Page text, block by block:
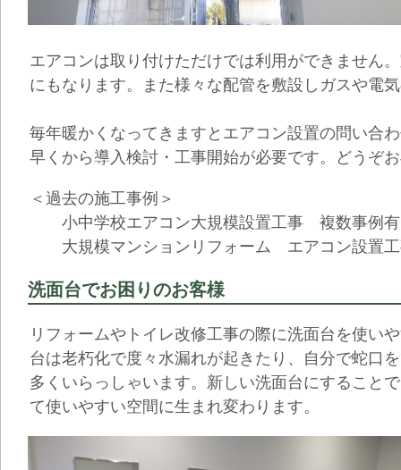
エアコンは取り付けただけでは利用ができません
にもなります。また様々な配管を敷設しガスや電
毎年暖かくなってきますとエアコン設置の問い合
早くから導入検討・工事開始が必要です。どうぞ
＜過去の施工事例＞
小中学校エアコン大規模設置工事 複数事例
大規模マンションリフォーム エアコン設置
洗面台でお困りのお客様
リフォームやトイレ改修工事の際に洗面台を使い
台は老朽化で度々水漏れが起きたり、自分で蛇口
多くいらっしゃいます。新しい洗面台にすること
て使いやすい空間に生まれ変わります。